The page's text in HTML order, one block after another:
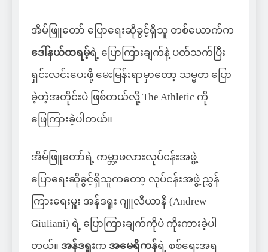
အိမ်ဖြူတော် ပြောရေးဆိုခွင့်ရှိသူ တစ်ယောက်က
ဒေါ်နယ်ထရမ့်ရဲ့ ပြောကြားချက်နဲ့ ပတ်သက်ပြီး
ရှင်းလင်းပေးဖို့ မေးမြန်းရာမှာတော့ သမ္မတ ပြော
ခဲ့တဲ့အတိုင်းပဲ ဖြစ်တယ်လို့ The Athletic ကို
ဖြေကြားခဲ့ပါတယ်။
အိမ်ဖြူတော်ရဲ့ ကမ္ဘာ့ဖလားလုပ်ငန်းအဖွဲ့
ပြောရေးဆိုခွင့်ရှိသူကတော့ လုပ်ငန်းအဖွဲ့ ညွှန်
ကြားရေးမှူး အန်ဒရူး ဂျူလီယာနီ (Andrew
Giuliani) ရဲ့ ပြောကြားချက်ကိုပဲ ကိုးကားခဲ့ပါ
တယ်။ အန်ဒရူးက အမေရိကန်ရဲ့ စစ်ရေးအရ